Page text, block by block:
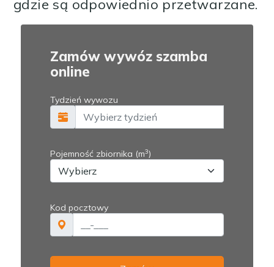
gdzie są odpowiednio przetwarzane.